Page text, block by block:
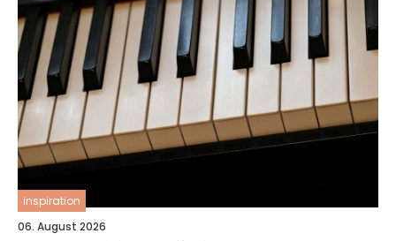
inspiration
06. August 2026